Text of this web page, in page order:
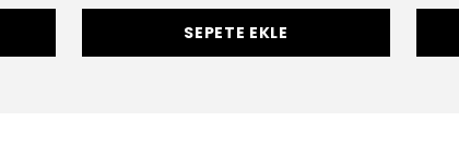
SEPETE EKLE